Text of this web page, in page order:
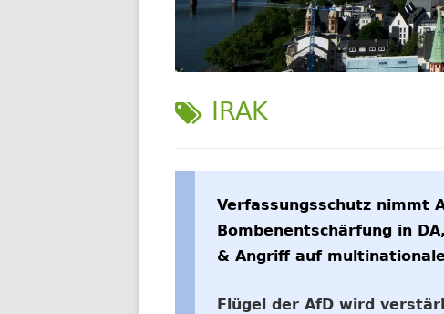
WELTWEIT
SCHLAGWORT:
IRAK
Verfassungsschutz nimmt
Bombenentschärfung in
& Angriff auf
Flügel der AfD wird